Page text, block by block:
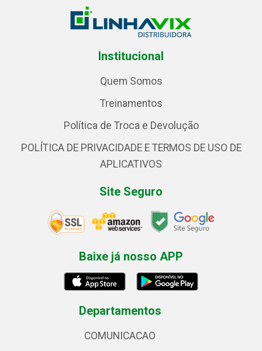
Institucional
Quem Somos
Treinamentos
Política de Troca e Devolução
POLÍTICA DE PRIVACIDADE E TERMOS DE USO DE
APLICATIVOS
Site Seguro
Baixe já nosso APP
Departamentos
COMUNICACAO